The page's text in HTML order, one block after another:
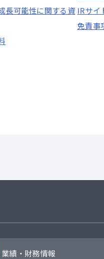
長可能性に関する資 IRサイ
免責事
業績・財務情報